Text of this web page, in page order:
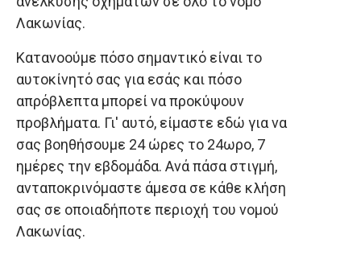
Λακωνίας.
Κατανοούμε πόσο σημαντικό είναι το
αυτοκίνητό σας για εσάς και πόσο
απρόβλεπτα μπορεί να προκύψουν
προβλήματα. Γι' αυτό, είμαστε εδώ για να
σας βοηθήσουμε 24 ώρες το 24ωρο, 7
ημέρες την εβδομάδα. Ανά πάσα στιγμή,
ανταποκρινόμαστε άμεσα σε κάθε κλήση
σας σε οποιαδήποτε περιοχή του νομού
Λακωνίας.